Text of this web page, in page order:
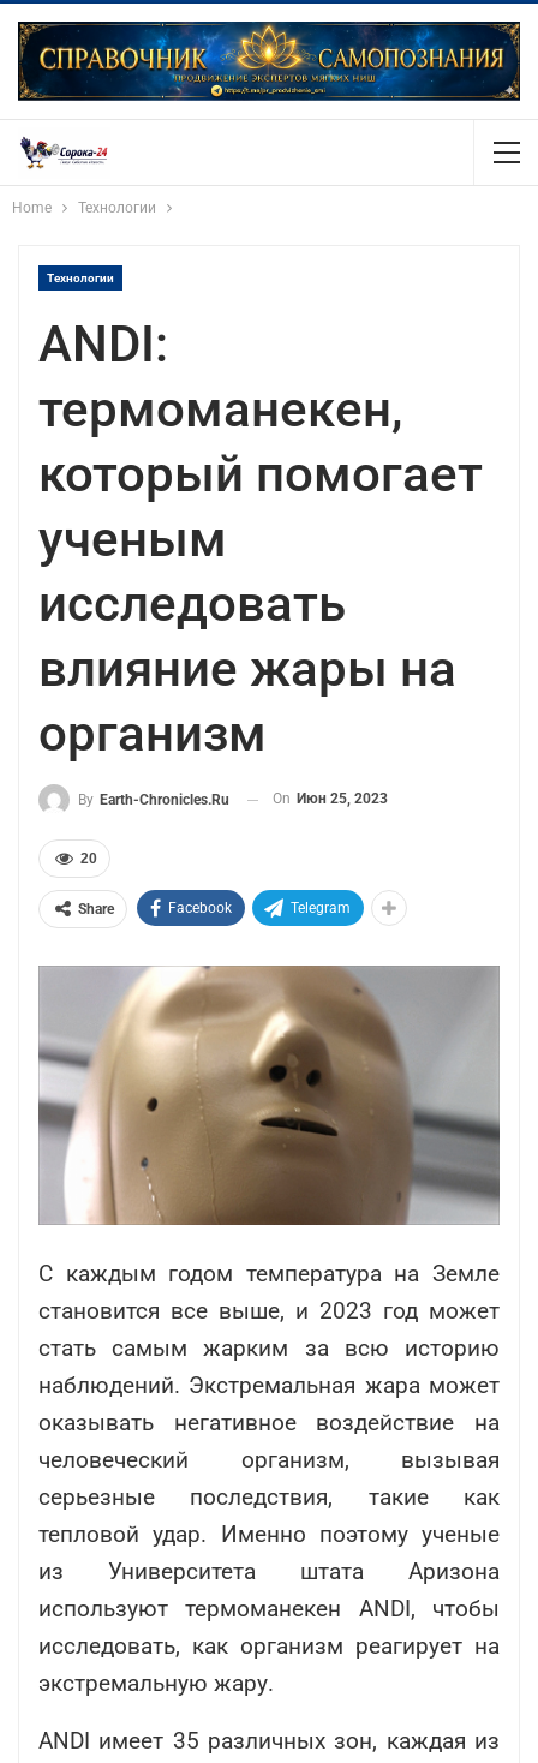
Home Технологии
Технологии
ANDI:
термоманекен,
который помогает
ученым
исследовать
влияние жары на
организм
By Earth-Chronicles.ru On Июн 25, 2023
20
Share Facebook Telegram
С каждым годом температура на Земле
становится все выше, и 2023 год может
стать самым жарким за всю историю
наблюдений. Экстремальная жара может
оказывать негативное воздействие на
человеческий организм, вызывая
серьезные последствия, такие как
тепловой удар. Именно поэтому ученые
из Университета штата Аризона
используют термоманекен ANDI, чтобы
исследовать, как организм реагирует на
экстремальную жару.
ANDI имеет 35 различных зон, каждая из